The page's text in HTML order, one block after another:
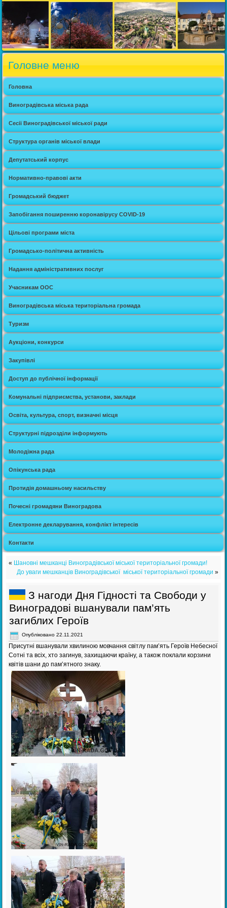
Головне меню
Головна
Виноградівська міська рада
Сесії Виноградівської міської ради
Структура органів міської влади
Депутатський корпус
Нормативно-правові акти
Громадський бюджет
Запобігання поширенню коронавірусу COVID-19
Цільові програми міста
Громадсько-політична активність
Надання адміністративних послуг
Учасникам ООС
Виноградівська міська територіальна громада
Туризм
Аукціони, конкурси
Закупівлі
Доступ до публічної інформації
Комунальні підприємства, установи, заклади
Освіта, культура, спорт, визначні місця
Структурні підрозділи інформують
Молодіжна рада
Опікунська рада
Протидія домашньому насильству
Почесні громадяни Виноградова
Електронне декларування, конфлікт інтересів
Контакти
« Шановні мешканці Виноградівської міської територіальної громади!
До уваги мешканців Виноградівської міської територіальної громади »
З нагоди Дня Гідності та Свободи у
Виноградові вшанували пам’ять
загиблих Героїв
Опубліковано 22.11.2021
Присутні вшанували хвилиною мовчання світлу пам’ять Героїв Небесної
Сотні та всіх, хто загинув, захищаючи країну, а також поклали корзини
квітів шани до пам’ятного знаку.